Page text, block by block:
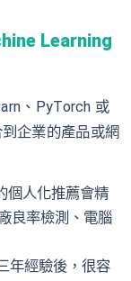
Learning
、PyTorch 或
企業的產品或網
個人化推薦會精
良率檢測、電腦
年經驗後，很容